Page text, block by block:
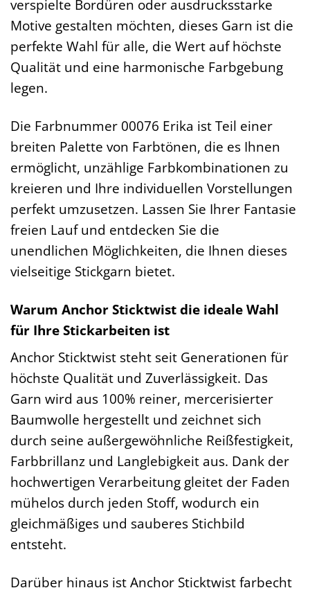
verspielte Bordüren oder ausdrucksstarke
Motive gestalten möchten, dieses Garn ist die
perfekte Wahl für alle, die Wert auf höchste
Qualität und eine harmonische Farbgebung
legen.
Die Farbnummer 00076 Erika ist Teil einer
breiten Palette von Farbtönen, die es Ihnen
ermöglicht, unzählige Farbkombinationen zu
kreieren und Ihre individuellen Vorstellungen
perfekt umzusetzen. Lassen Sie Ihrer Fantasie
freien Lauf und entdecken Sie die
unendlichen Möglichkeiten, die Ihnen dieses
vielseitige Stickgarn bietet.
Warum Anchor Sticktwist die ideale Wahl
für Ihre Stickarbeiten ist
Anchor Sticktwist steht seit Generationen für
höchste Qualität und Zuverlässigkeit. Das
Garn wird aus 100% reiner, mercerisierter
Baumwolle hergestellt und zeichnet sich
durch seine außergewöhnliche Reißfestigkeit,
Farbbrillanz und Langlebigkeit aus. Dank der
hochwertigen Verarbeitung gleitet der Faden
mühelos durch jeden Stoff, wodurch ein
gleichmäßiges und sauberes Stichbild
entsteht.
Darüber hinaus ist Anchor Sticktwist farbecht